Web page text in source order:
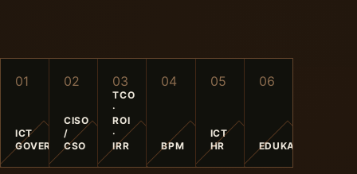
01
ICT
GOVERNANCE
02
CISO
/
CSO
03
TCO
·
ROI
·
IRR
04
BPM
05
ICT
HR
06
EDUKACIJA